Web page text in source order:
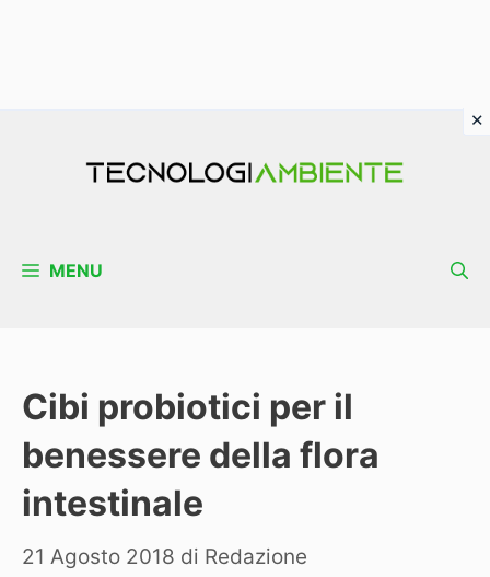
MENU
Cibi probiotici per il
benessere della flora
intestinale
21 Agosto 2018 di Redazione